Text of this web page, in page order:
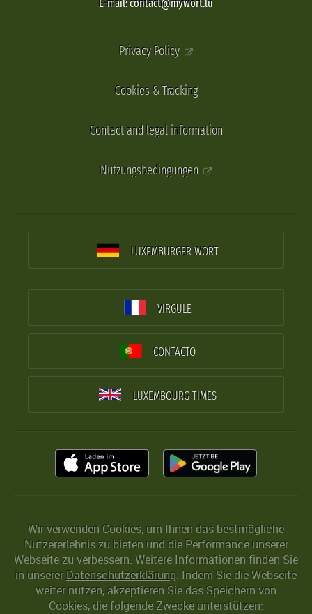
E-mail: contact@mywort.lu
Privacy Policy
Cookies & Tracking
Contact and legal information
Nutzungsbedingungen
LUXEMBURGER WORT
VIRGULE
CONTACTO
LUXEMBOURG TIMES
Wir verwenden Cookies, um Ihnen das bestmögliche
Nutzererlebnis zu bieten und die Performance unserer
Webseite zu verbessern. Weitere Informationen finden Sie
in unserer Datenschutzerklärung. Indem Sie die Webseite
weiter nutzen, akzeptieren Sie das Speichern von
Cookies, die folgende Zwecke unterstützen: